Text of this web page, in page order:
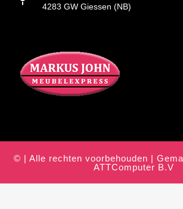
4283 GW Giessen (NB)
© | Alle rechten voorbehouden |
ATTComputer B.V